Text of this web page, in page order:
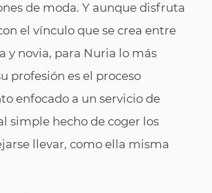
de moda. Y aunque disfruta
el vínculo que se crea entre
y novia, para Nuria lo más
profesión es el proceso
enfocado a un servicio de
simple hecho de coger los
llevar, como ella misma